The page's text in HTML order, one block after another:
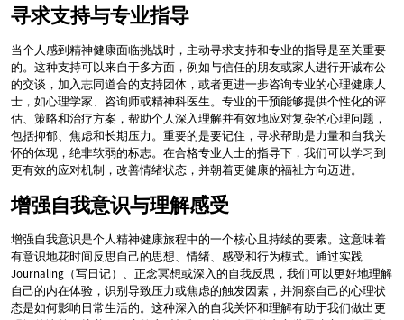
寻求支持与专业指导
当个人感到精神健康面临挑战时，主动寻求支持和专业的指导是至关重要
的。这种支持可以来自于多方面，例如与信任的朋友或家人进行开诚布公
的交谈，加入志同道合的支持团体，或者更进一步咨询专业的心理健康人
士，如心理学家、咨询师或精神科医生。专业的干预能够提供个性化的评
估、策略和治疗方案，帮助个人深入理解并有效地应对复杂的心理问题，
包括抑郁、焦虑和长期压力。重要的是要记住，寻求帮助是力量和自我关
怀的体现，绝非软弱的标志。在合格专业人士的指导下，我们可以学习到
更有效的应对机制，改善情绪状态，并朝着更健康的福祉方向迈进。
增强自我意识与理解感受
增强自我意识是个人精神健康旅程中的一个核心且持续的要素。这意味着
有意识地花时间反思自己的思想、情绪、感受和行为模式。通过实践
Journaling（写日记）、正念冥想或深入的自我反思，我们可以更好地理解
自己的内在体验，识别导致压力或焦虑的触发因素，并洞察自己的心理状
态是如何影响日常生活的。这种深入的自我关怀和理解有助于我们做出更